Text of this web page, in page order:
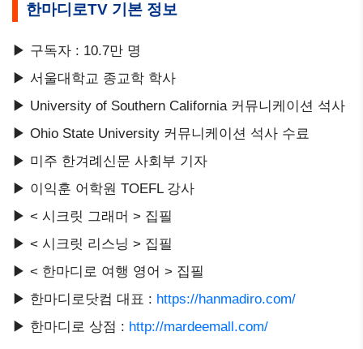
한마디로TV 기본 정보
▶ 구독자 : 10.7만 명
▶ 서울대학교 종교학 학사
▶ University of Southern California 커뮤니케이션 석사
▶ Ohio State University 커뮤니케이션 석사 수료
▶ 미주 한겨례신문 사회부 기자
▶ 이익훈 어학원 TOEFL 강사
▶ < 시크릿 그래머 > 집필
▶ < 시크릿 리스닝 > 집필
▶ < 한마디로 여행 영어 > 집필
▶ 한마디로닷컴 대표 : https://hanmadiro.com/
▶ 한마디로 상점 : http://mardeemall.com/